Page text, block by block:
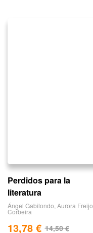
Perdidos para la
literatura
Ángel Gabilondo Aurora Freijo
Corbeira
14,50€
13,78 €